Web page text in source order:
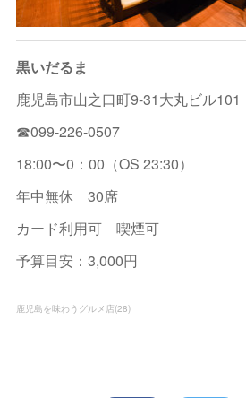
黒いだるま
鹿児島市山之口町9-31大丸ビル101
☎︎099-226-0507
18:00〜0：00（OS 23:30）
年中無休 30席
カード利用可 喫煙可
予算目安：3,000円
鹿児島を味わうグルメ店(28)